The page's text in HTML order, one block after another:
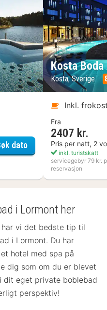
datoNynäs Havsbad
Kosta
Kosta, Sverige
Inkl.
Fra
2407 kr.
Pris per natt, 2
inkl. turistskatt
servicegebyr 79 kr.
reservasjon
i Lormont her
vi det bedste tip til
i Lormont. Du har
hotel med spa på
dig som om du er blevet
eget private boblebad
perspektiv!